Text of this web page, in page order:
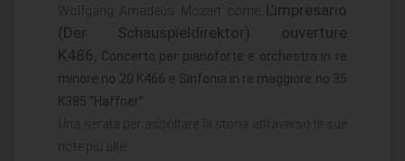
Wolfgang Amadeus Mozart come L’impresario
(Der Schauspieldirektor) ouverture
K486, Concerto per pianoforte e orchestra in re
minore no 20 K466 e Sinfonia in re maggiore no 35
K385 “Haffner”
Una serata per ascoltare la storia attraverso le sue
note più alte.